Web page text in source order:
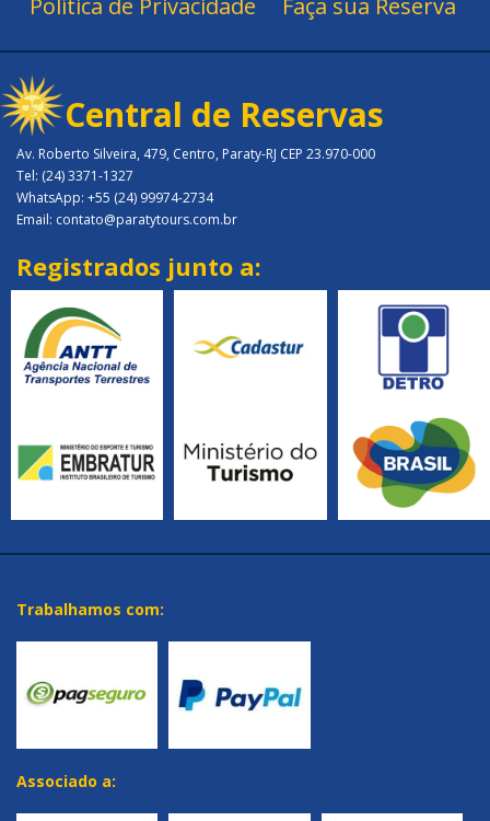
Política de Privacidade Faça sua Reserva
Central de Reservas
Av. Roberto Silveira, 479, Centro, Paraty-RJ CEP 23.970-000
Tel: (24) 3371-1327
WhatsApp: +55 (24) 99974-2734
Email: contato@paratytours.com.br
Registrados junto a:
Trabalhamos com:
Associado a: